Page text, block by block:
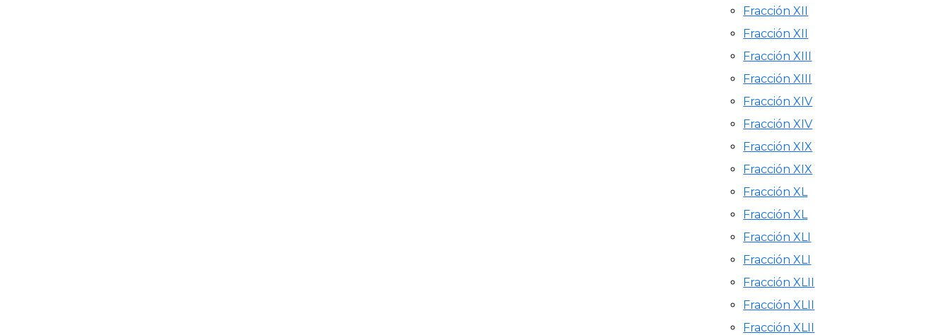
Fracción XII
Fracción XII
Fracción XIII
Fracción XIII
Fracción XIV
Fracción XIV
Fracción XIX
Fracción XIX
Fracción XL
Fracción XL
Fracción XLI
Fracción XLI
Fracción XLII
Fracción XLII
Fracción XLII